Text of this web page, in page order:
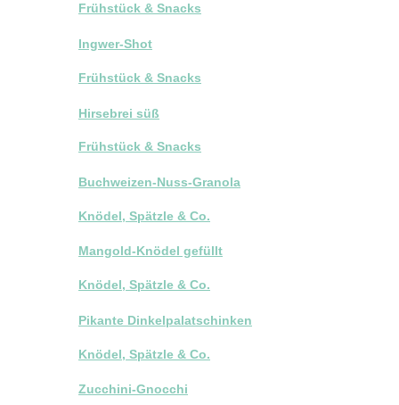
Frühstück & Snacks
Ingwer-Shot
Frühstück & Snacks
Hirsebrei süß
Frühstück & Snacks
Buchweizen-Nuss-Granola
Knödel, Spätzle & Co.
Mangold-Knödel gefüllt
Knödel, Spätzle & Co.
Pikante Dinkelpalatschinken
Knödel, Spätzle & Co.
Zucchini-Gnocchi